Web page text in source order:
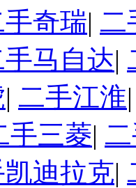
奇瑞| 二
马自达|
| 二手江淮
手三菱|
迪拉克|